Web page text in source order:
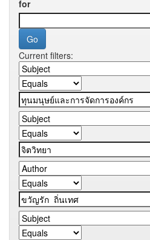
for
Current filters: